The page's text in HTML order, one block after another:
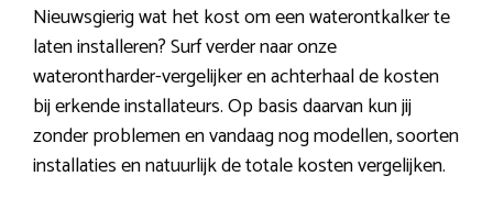
Nieuwsgierig wat het kost om een waterontkalker te
laten installeren? Surf verder naar onze
waterontharder-vergelijker en achterhaal de kosten
bij erkende installateurs. Op basis daarvan kun jij
zonder problemen en vandaag nog modellen, soorten
installaties en natuurlijk de totale kosten vergelijken.